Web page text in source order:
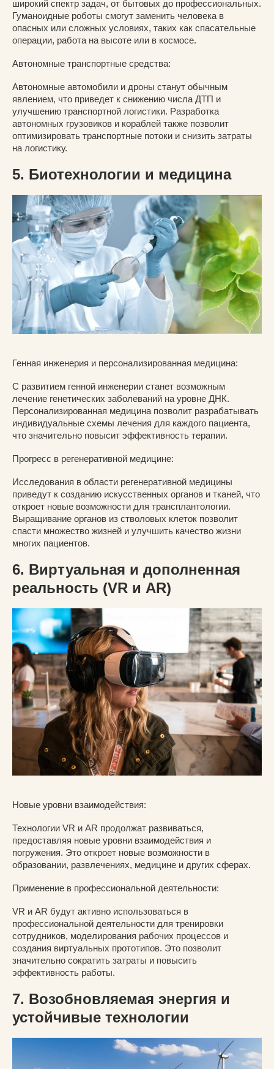
широкий спектр задач, от бытовых до профессиональных.
Гуманоидные роботы смогут заменить человека в
опасных или сложных условиях, таких как спасательные
операции, работа на высоте или в космосе.
Автономные транспортные средства:
Автономные автомобили и дроны станут обычным
явлением, что приведет к снижению числа ДТП и
улучшению транспортной логистики. Разработка
автономных грузовиков и кораблей также позволит
оптимизировать транспортные потоки и снизить затраты
на логистику.
5. Биотехнологии и медицина
Генная инженерия и персонализированная медицина:
С развитием генной инженерии станет возможным
лечение генетических заболеваний на уровне ДНК.
Персонализированная медицина позволит разрабатывать
индивидуальные схемы лечения для каждого пациента,
что значительно повысит эффективность терапии.
Прогресс в регенеративной медицине:
Исследования в области регенеративной медицины
приведут к созданию искусственных органов и тканей, что
откроет новые возможности для трансплантологии.
Выращивание органов из стволовых клеток позволит
спасти множество жизней и улучшить качество жизни
многих пациентов.
6. Виртуальная и дополненная
реальность (VR и AR)
Новые уровни взаимодействия:
Технологии VR и AR продолжат развиваться,
предоставляя новые уровни взаимодействия и
погружения. Это откроет новые возможности в
образовании, развлечениях, медицине и других сферах.
Применение в профессиональной деятельности:
VR и AR будут активно использоваться в
профессиональной деятельности для тренировки
сотрудников, моделирования рабочих процессов и
создания виртуальных прототипов. Это позволит
значительно сократить затраты и повысить
эффективность работы.
7. Возобновляемая энергия и
устойчивые технологии